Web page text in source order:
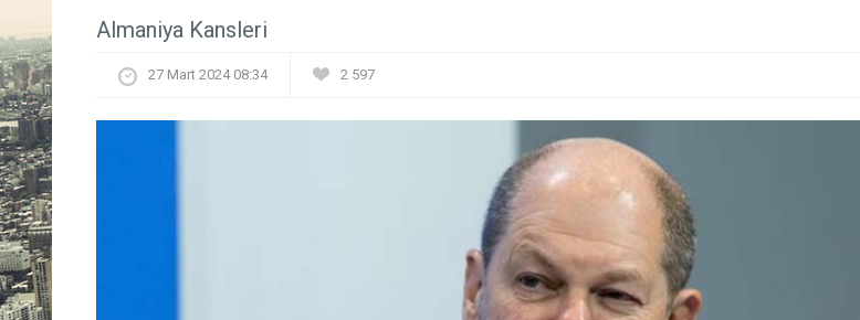
Almaniya Kansleri
27 Mart 2024 08:34 2 597